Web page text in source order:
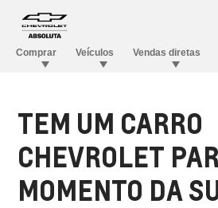
TEM UM CARRO
CHEVROLET
MOMENTO DA